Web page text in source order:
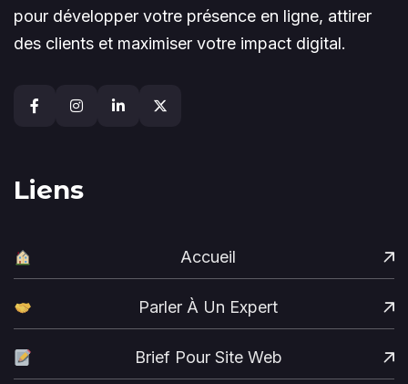
pour développer votre présence en ligne, attirer
des clients et maximiser votre impact digital.
Liens
Accueil
Parler À Un Expert
Brief Pour Site Web